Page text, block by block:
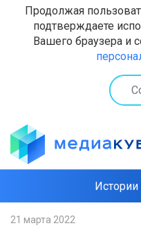
Продолжая
подтверждаете
Вашего браузера и
21 марта 2022